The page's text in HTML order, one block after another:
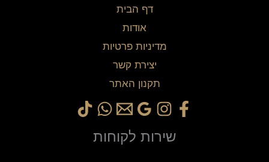
דף הבית
אודות
מדיניות פרטיות
יצירת קשר
תקנון האתר
שירות לקוחות